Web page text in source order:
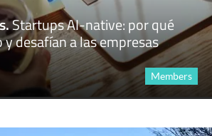
.Startups AI-native: por qué
desafían a las empresas
Members